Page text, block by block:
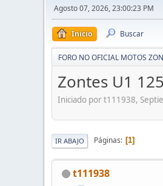
Agosto 07, 2026, 23:00:23 PM
Inicio Buscar
FORO NO OFICIAL MOTOS
Zontes U1
Iniciado por t111938,
IR ABAJO Páginas 1
t111938